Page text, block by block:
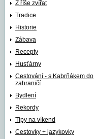
Z říše zvířat
Tradice
Historie
Zábava
Recepty
Husťárny
Cestování - s Kabrňákem do
zahraničí
Bydlení
Rekordy
Tipy na víkend
Cestovky + jazykovky